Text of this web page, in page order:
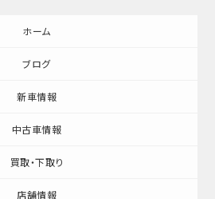
ホーム
ブログ
新車情報
中古車情報
買取・下取り
店舗情報